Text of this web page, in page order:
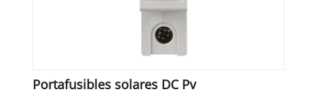
Portafusibles solares DC Pv